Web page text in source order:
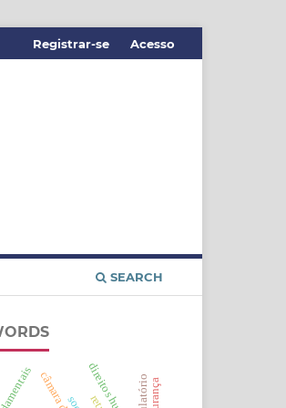
SEARCH
Registrar-se Acesso